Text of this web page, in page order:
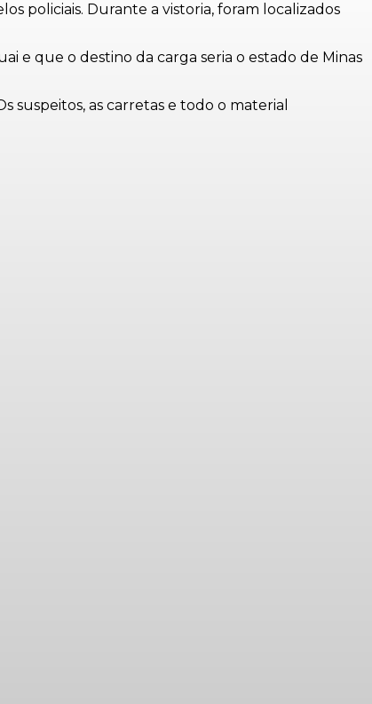
policiais. Durante a vistoria, foram localizados
e que o destino da carga seria o estado de Minas
suspeitos, as carretas e todo o material